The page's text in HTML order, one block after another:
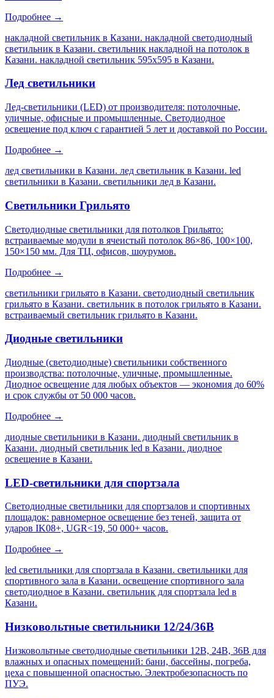
Подробнее →
накладной светильник в Казани. накладной светодиодный
светильник в Казани. светильник накладной на потолок в
Казани. накладной светильник 595х595 в Казани.
Лед светильники
Лед-светильники (LED) от производителя: потолочные,
уличные, офисные и промышленные. Светодиодное
освещение под ключ с гарантией 5 лет и доставкой по России.
Подробнее →
лед светильники в Казани. лед светильник в Казани. led
светильники в Казани. светильники лед в Казани.
Светильники Грильято
Светодиодные светильники для потолков Грильято:
встраиваемые модули в ячеистый потолок 86×86, 100×100,
150×150 мм. Для ТЦ, офисов, шоурумов.
Подробнее →
светильники грильято в Казани. светодиодный светильник
грильято в Казани. светильник в потолок грильято в Казани.
встраиваемый светильник грильято в Казани.
Диодные светильники
Диодные (светодиодные) светильники собственного
производства: потолочные, уличные, промышленные.
Диодное освещение для любых объектов — экономия до 60%
и срок службы от 50 000 часов.
Подробнее →
диодные светильники в Казани. диодный светильник в
Казани. диодный светильник led в Казани. диодное
освещение в Казани.
LED-светильники для спортзала
Светодиодные светильники для спортзалов и спортивных
площадок: равномерное освещение без теней, защита от
ударов IK08+, UGR<19, 50 000+ часов.
Подробнее →
led светильники для спортзала в Казани. светильники для
спортивного зала в Казани. освещение спортивного зала
светодиодное в Казани. светильник для спортзала led в
Казани.
Низковольтные светильники 12/24/36В
Низковольтные светодиодные светильники 12В, 24В, 36В для
влажных и опасных помещений: бани, бассейны, погреба,
цеха с повышенной опасностью. Электробезопасность по
ПУЭ.